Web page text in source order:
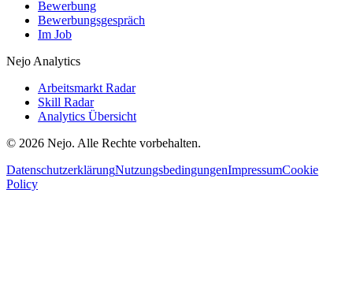
Bewerbung
Bewerbungsgespräch
Im Job
Nejo Analytics
Arbeitsmarkt Radar
Skill Radar
Analytics Übersicht
© 2026 Nejo. Alle Rechte vorbehalten.
DatenschutzerklärungNutzungsbedingungenImpressumCookie
Policy